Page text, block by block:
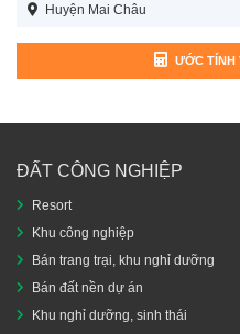
Huyện Mai Châu
ƯỚC TÍNH
ĐẤT CÔNG NGHIỆP
Resort
Khu công nghiệp
Bán trang trại, khu nghỉ dưỡng
Bán đất nền dự án
Khu nghỉ dưỡng, sinh thái